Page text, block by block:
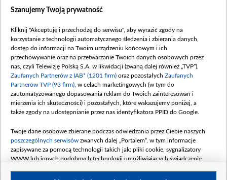
Dofinansowanie 635 783 051,21 PLN
(wpłata wrzesień 100 mln, październik 350
mln, listopad 265 mln)
Dofinansowanie 48 862 000,00 PLN
Data podpisania umowy: GRUDZIEŃ 2025
(wpłata grudzień 60,548 mln)
Dofinansowanie 900 000 000,00 PLN
Data podpisania umowy: LUTY 2026 (wpłata
kwiecień 180 mln, 7 maja 180 mln, 8
czerwca 90 mln)
Dofinansowanie 250 000 000,00 PLN
Szanujemy Twoją prywatność
Kliknij "Akceptuję i przechodzę do serwisu", aby wyrazić zgody na
korzystanie z technologii automatycznego śledzenia i zbierania danych,
dostęp do informacji na Twoim urządzeniu końcowym i ich
przechowywanie oraz na przetwarzanie Twoich danych osobowych przez
nas, czyli Telewizję Polską S.A. w likwidacji (zwaną dalej również „TVP”),
Zaufanych Partnerów z IAB* (1201 firm) oraz pozostałych Zaufanych
Partnerów TVP (93 firm) , w celach marketingowych (w tym do
zautomatyzowanego dopasowania reklam do Twoich zainteresowań i
mierzenia ich skuteczności) i pozostałych, które wskazujemy poniżej, a
także zgody na udostępnianie przez nas identyfikatora PPID do Google.
Twoje dane osobowe zbierane podczas odwiedzania przez Ciebie naszych
poszczególnych serwisów zwanych dalej „Portalem”, w tym informacje
zapisywane za pomocą technologii takich jak: pliki cookie, sygnalizatory
WWW lub innych podobnych technologii umożliwiających świadczenie